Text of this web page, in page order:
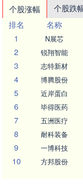
个股涨幅 个股跌
排名
名称
1
N展芯
2 锐翔智能
3 志特新材
4 博腾股份
5 近岸蛋白
6 毕得医药
7 五洲医疗
8 耐科装备
9 一博科技
10 方邦股份